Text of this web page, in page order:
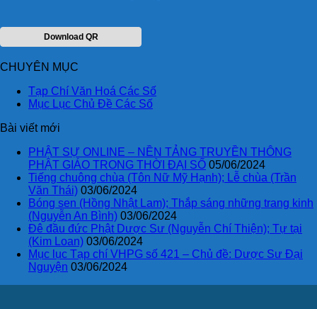
Download QR
CHUYÊN MỤC
Tạp Chí Văn Hoá Các Số
Mục Lục Chủ Đề Các Số
Bài viết mới
PHẬT SỰ ONLINE – NỀN TẢNG TRUYỀN THÔNG
PHẬT GIÁO TRONG THỜI ĐẠI SỐ 05/06/2024
Tiếng chuông chùa (Tôn Nữ Mỹ Hạnh); Lễ chùa (Trần
Văn Thái) 03/06/2024
Bóng sen (Hồng Nhật Lam); Thắp sáng những trang kinh
(Nguyễn An Bình) 03/06/2024
Đê đầu đức Phật Dược Sư (Nguyễn Chí Thiện); Tự tại
(Kim Loan) 03/06/2024
Mục lục Tạp chí VHPG số 421 – Chủ đề: Dược Sư Đại
Nguyện 03/06/2024